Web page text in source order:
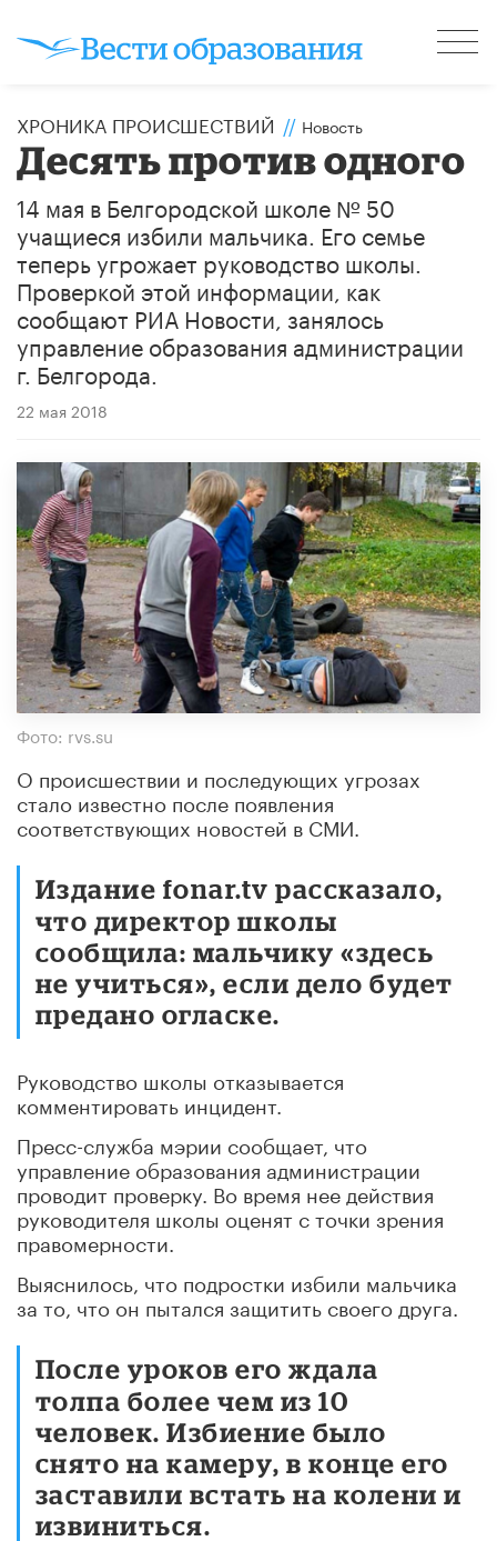
ХРОНИКА ПРОИСШЕСТВИЙ // Новость
Десять против одного
14 мая в Белгородской школе № 50
учащиеся избили мальчика. Его семье
теперь угрожает руководство школы.
Проверкой этой информации, как
сообщают РИА Новости, занялось
управление образования администрации
г. Белгорода.
22 мая 2018
Фото: rvs.su
О происшествии и последующих угрозах
стало известно после появления
соответствующих новостей в СМИ.
Издание fonar.tv рассказало,
что директор школы
сообщила: мальчику «здесь
не учиться», если дело будет
предано огласке.
Руководство школы отказывается
комментировать инцидент.
Пресс-служба мэрии сообщает, что
управление образования администрации
проводит проверку. Во время нее действия
руководителя школы оценят с точки зрения
правомерности.
Выяснилось, что подростки избили мальчика
за то, что он пытался защитить своего друга.
После уроков его ждала
толпа более чем из 10
человек. Избиение было
снято на камеру, в конце его
заставили встать на колени и
извиниться.